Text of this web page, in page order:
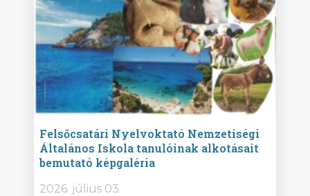
Felsőcsatári Nyelvoktató Nemzetiségi
Általános Iskola tanulóinak alkotásait
bemutató képgaléria
2026. július 03.